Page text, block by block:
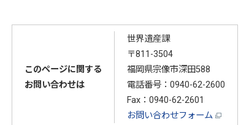
このページに関する
お問い合わせは
世界遺産課
〒811-3504
福岡県宗像市深田588
電話番号： 0940-62-2600
Fax：0940-62-2601
お問い合わせフォーム